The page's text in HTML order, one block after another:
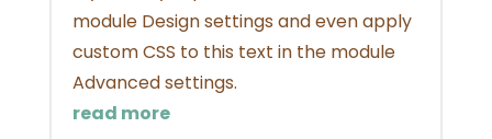
module Design settings and even apply
custom CSS to this text in the module
Advanced settings.
read more